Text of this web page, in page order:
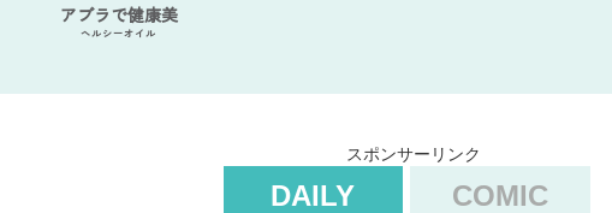
アブラで健康美
ヘルシーオイル
スポンサーリンク
DAILY COMIC